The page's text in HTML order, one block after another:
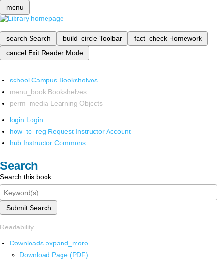
menu
search Search build_circle Toolbar fact_check Homework
cancel Exit Reader Mode
school Campus Bookshelves
menu_book Bookshelves
perm_media Learning Objects
login Login
how_to_reg Request Instructor Account
hub Instructor Commons
Search
Search this book
Submit Search
Readability
Downloads expand_more
Download Page (PDF)